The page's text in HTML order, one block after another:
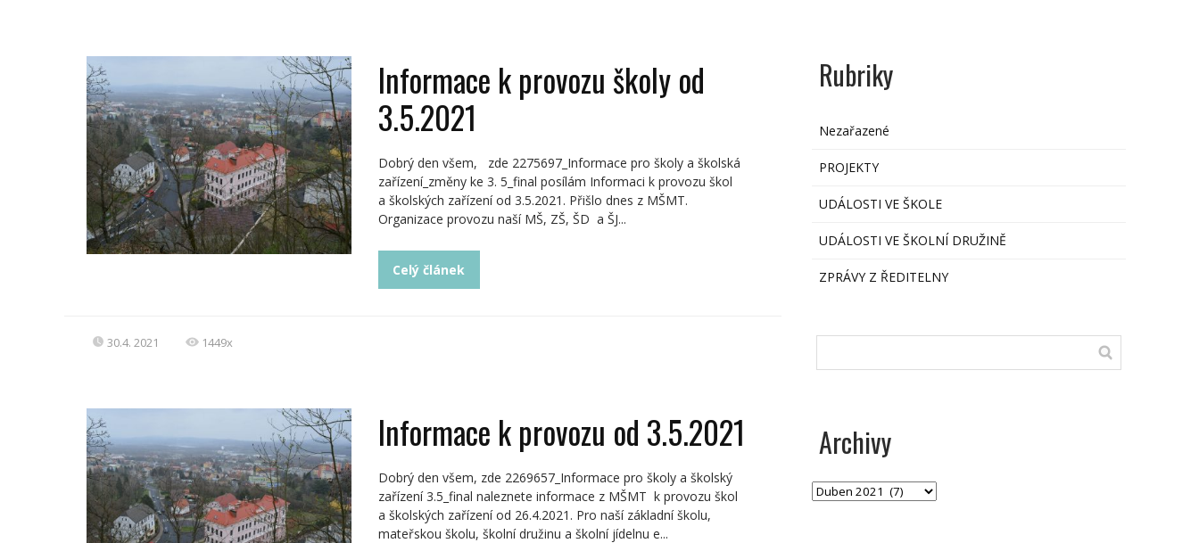
Informace k provozu školy od
3.5.2021
Dobrý den všem, zde 2275697_Informace pro školy a školská
zařízení_změny ke 3. 5_final posílám Informaci k provozu škol
a školských zařízení od 3.5.2021. Přišlo dnes z MŠMT.
Organizace provozu naší MŠ, ZŠ, ŠD a ŠJ...
Celý článek
30.4. 2021 1449x
Informace k provozu od 3.5.2021
Dobrý den všem, zde 2269657_Informace pro školy a školský
zařízení 3.5_final naleznete informace z MŠMT k provozu škol
a školských zařízení od 26.4.2021. Pro naší základní školu,
mateřskou školu, školní družinu a školní jídelnu e...
Rubriky
Nezařazené
PROJEKTY
UDÁLOSTI VE ŠKOLE
UDÁLOSTI VE ŠKOLNÍ DRUŽINĚ
ZPRÁVY Z ŘEDITELNY
Archivy